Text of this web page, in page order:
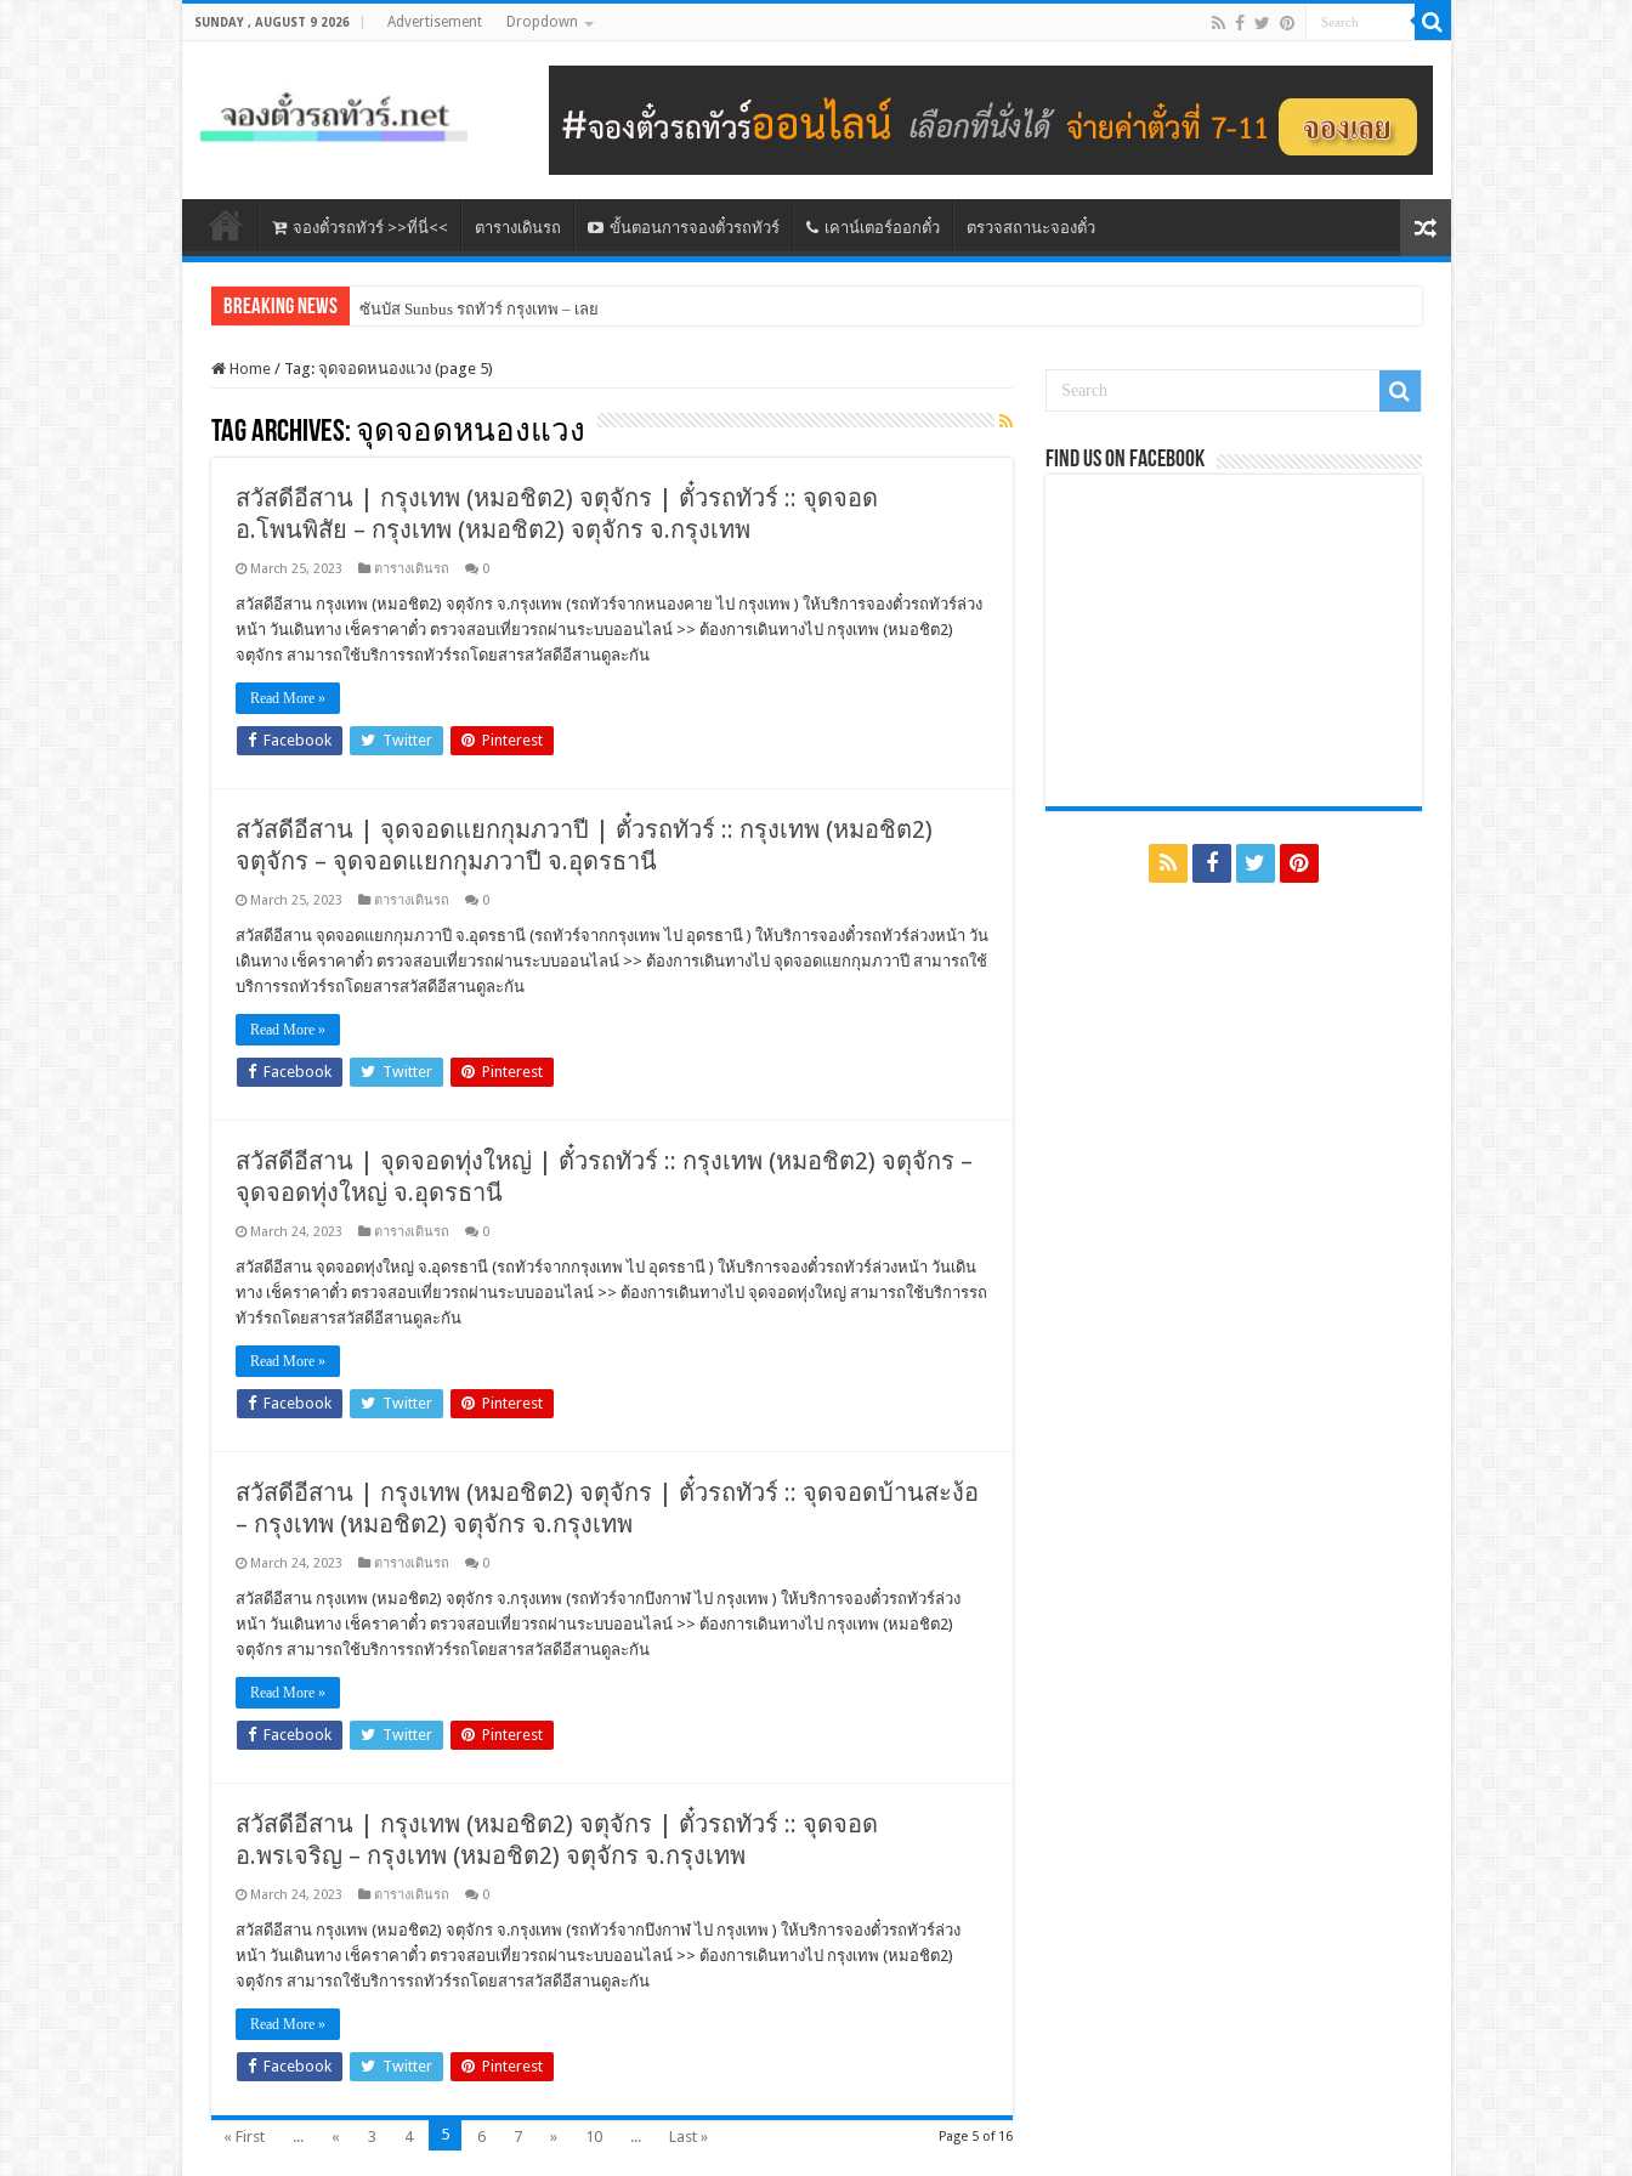
SUNDAY , AUGUST 9 2026 Advertisement Dropdown
จองตั๋วรถทัวร์ >>ที่นี่<< ตารางเดินรถ ขั้นตอนการจองตั๋วรถทัวร์ เคาน์เตอร์ออกตั๋ว ตรวจสถานะจองตั๋ว
Breaking News ซันบัส Sunbus รถทัวร์ กรุงเทพ – เลย
Home / Tag: จุดจอดหนองแวง(page 5)
Tag Archives: จุดจอดหนองแวง
สวัสดีอีสาน | กรุงเทพ (หมอชิต2) จตุจักร | ตั๋วรถทัวร์ :: จุดจอด
อ.โพนพิสัย – กรุงเทพ (หมอชิต2) จตุจักร จ.กรุงเทพ
March 25, 2023 ตารางเดินรถ 0
สวัสดีอีสาน กรุงเทพ (หมอชิต2) จตุจักร จ.กรุงเทพ (รถทัวร์จากหนองคาย ไป กรุงเทพ ) ให้บริการจองตั๋วรถทัวร์ล่วง
หน้า วันเดินทาง เช็คราคาตั๋ว ตรวจสอบเที่ยวรถผ่านระบบออนไลน์ >> ต้องการเดินทางไป กรุงเทพ (หมอชิต2)
จตุจักร สามารถใช้บริการรถทัวร์รถโดยสารสวัสดีอีสานดูละกัน
Read More »
Facebook Twitter Pinterest
สวัสดีอีสาน | จุดจอดแยกกุมภวาปี | ตั๋วรถทัวร์ :: กรุงเทพ (หมอชิต2)
จตุจักร – จุดจอดแยกกุมภวาปี จ.อุดรธานี
March 25, 2023 ตารางเดินรถ 0
สวัสดีอีสาน จุดจอดแยกกุมภวาปี จ.อุดรธานี (รถทัวร์จากกรุงเทพ ไป อุดรธานี ) ให้บริการจองตั๋วรถทัวร์ล่วงหน้า วัน
เดินทาง เช็คราคาตั๋ว ตรวจสอบเที่ยวรถผ่านระบบออนไลน์ >> ต้องการเดินทางไป จุดจอดแยกกุมภวาปี สามารถใช้
บริการรถทัวร์รถโดยสารสวัสดีอีสานดูละกัน
Read More »
Facebook Twitter Pinterest
สวัสดีอีสาน | จุดจอดทุ่งใหญ่ | ตั๋วรถทัวร์ :: กรุงเทพ (หมอชิต2) จตุจักร –
จุดจอดทุ่งใหญ่ จ.อุดรธานี
March 24, 2023 ตารางเดินรถ 0
สวัสดีอีสาน จุดจอดทุ่งใหญ่ จ.อุดรธานี (รถทัวร์จากกรุงเทพ ไป อุดรธานี ) ให้บริการจองตั๋วรถทัวร์ล่วงหน้า วันเดิน
ทาง เช็คราคาตั๋ว ตรวจสอบเที่ยวรถผ่านระบบออนไลน์ >> ต้องการเดินทางไป จุดจอดทุ่งใหญ่ สามารถใช้บริการรถ
ทัวร์รถโดยสารสวัสดีอีสานดูละกัน
Read More »
Facebook Twitter Pinterest
สวัสดีอีสาน | กรุงเทพ (หมอชิต2) จตุจักร | ตั๋วรถทัวร์ :: จุดจอดบ้านสะง้อ
– กรุงเทพ (หมอชิต2) จตุจักร จ.กรุงเทพ
March 24, 2023 ตารางเดินรถ 0
สวัสดีอีสาน กรุงเทพ (หมอชิต2) จตุจักร จ.กรุงเทพ (รถทัวร์จากบึงกาฬ ไป กรุงเทพ ) ให้บริการจองตั๋วรถทัวร์ล่วง
หน้า วันเดินทาง เช็คราคาตั๋ว ตรวจสอบเที่ยวรถผ่านระบบออนไลน์ >> ต้องการเดินทางไป กรุงเทพ (หมอชิต2)
จตุจักร สามารถใช้บริการรถทัวร์รถโดยสารสวัสดีอีสานดูละกัน
Read More »
Facebook Twitter Pinterest
สวัสดีอีสาน | กรุงเทพ (หมอชิต2) จตุจักร | ตั๋วรถทัวร์ :: จุดจอด
อ.พรเจริญ – กรุงเทพ (หมอชิต2) จตุจักร จ.กรุงเทพ
March 24, 2023 ตารางเดินรถ 0
สวัสดีอีสาน กรุงเทพ (หมอชิต2) จตุจักร จ.กรุงเทพ (รถทัวร์จากบึงกาฬ ไป กรุงเทพ ) ให้บริการจองตั๋วรถทัวร์ล่วง
หน้า วันเดินทาง เช็คราคาตั๋ว ตรวจสอบเที่ยวรถผ่านระบบออนไลน์ >> ต้องการเดินทางไป กรุงเทพ (หมอชิต2)
จตุจักร สามารถใช้บริการรถทัวร์รถโดยสารสวัสดีอีสานดูละกัน
Read More »
Facebook Twitter Pinterest
Page 5 of 16
« First ... « 3 4 5 6 7 » 10 ... Last »
Find us on Facebook